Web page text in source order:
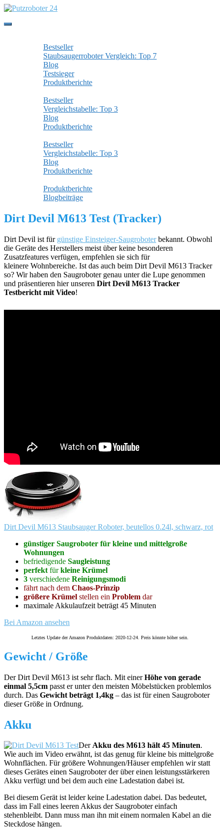
Skip
main
Toggle
Bestseller
Staubsaugerroboter Vergleich: Top 7
Blog
Testsieger
Produktberichte
Bestseller
Vergleichstabelle: Top 3
Blog
Produktberichte
Bestseller
Vergleichstabelle: Top 3
Blog
Produktberichte
Produktberichte
Blogbeiträge
Dirt Devil M613 Test (Tracker)
Dirt Devil ist für günstige Einsteiger-Saugroboterbekannt. Obwohl
die Geräte des Herstellers meist über keine besonderen
Zusatzfeatures verfügen, empfehlen sie sich für
kleinere Wohnbereiche. Ist das auch beim Dirt Devil M613 Tracker
so? Wir haben den Saugroboter genau unter die Lupe genommen
und präsentieren hier unseren Dirt Devil M613 Tracker
Testbericht mit Video!
Dirt Devil M613 Staubsauger Roboter, beutellos 0.24l, schwarz, rot
günstiger Saugroboter für kleine und mittelgroße
Wohnungen
befriedigende Saugleistung
perfekt fürkleine Krümel
3 verschiedene Reinigungsmodi
fährt nach dem Chaos-Prinzip
größere Krümel stellen ein Problem dar
maximale Akkulaufzeit beträgt 45 Minuten
Bei Amazon ansehen
Letztes Update der Amazon Produktdaten: 2020-12-24. Preis könnte höher sein.
Gewicht / Größe
Der Dirt Devil M613 ist sehr flach. Mit einerHöhe von gerade
einmal 5,5cm passt er unter den meisten Möbelstücken problemlos
durch. Das Gewicht beträgt 1,4kg – das ist für einen Saugroboter
dieser Größe in Ordnung.
Akku
DerAkku des M613 hält 45 Minuten.
Wie auch im Video erwähnt, ist das genug für kleine bis mittelgroße
Wohnflächen. Für größere Wohnungen/Häuser empfehlen wir statt
dieses Gerätes einen Saugroboter der über einen leistungsstärkeren
Akku verfügt und bei dem auch eine Ladestation dabei ist.
Bei diesem Gerät ist leider keine Ladestation dabei. Das bedeutet,
dass im Fall eines leeren Akkus der Saugroboter einfach
stehenbleibt. Dann muss man ihn mit einem normalen Kabel an die
Steckdose hängen.